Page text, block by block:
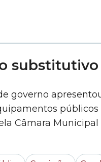
substitutivo
governo
Câmara Municipal